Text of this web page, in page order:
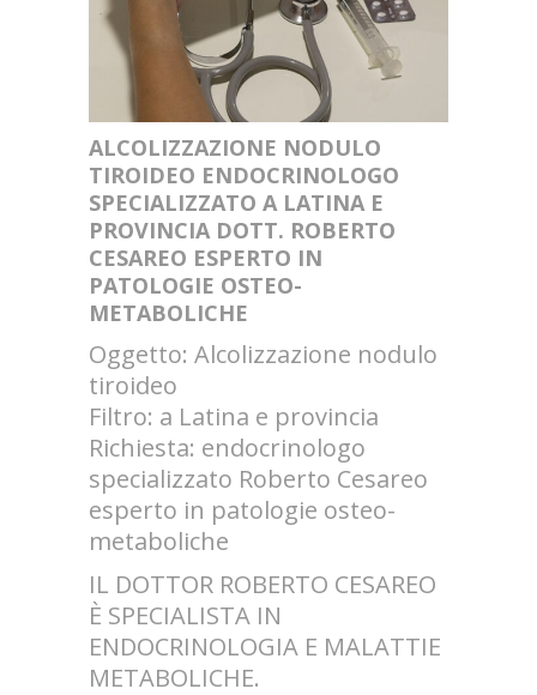
ALCOLIZZAZIONE NODULO
TIROIDEO ENDOCRINOLOGO
SPECIALIZZATO A LATINA E
PROVINCIA DOTT. ROBERTO
CESAREO ESPERTO IN
PATOLOGIE OSTEO-
METABOLICHE
Oggetto: Alcolizzazione nodulo
tiroideo
Filtro: a Latina e provincia
Richiesta: endocrinologo
specializzato Roberto Cesareo
esperto in patologie osteo-
metaboliche
IL DOTTOR ROBERTO CESAREO
È SPECIALISTA IN
ENDOCRINOLOGIA E MALATTIE
METABOLICHE.